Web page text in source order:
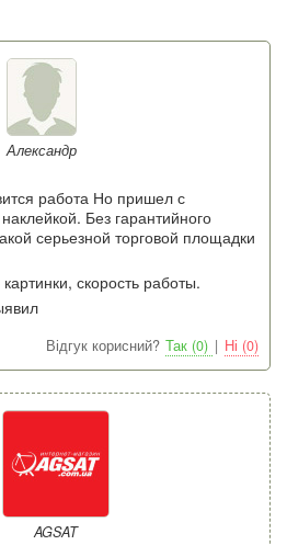
Александр
работа Но пришел с
Без гарантийного
серьезной торговой площадки
картинки, скорость работы.
Відгук корисний? Так (0) | Ні (0)
AGSAT